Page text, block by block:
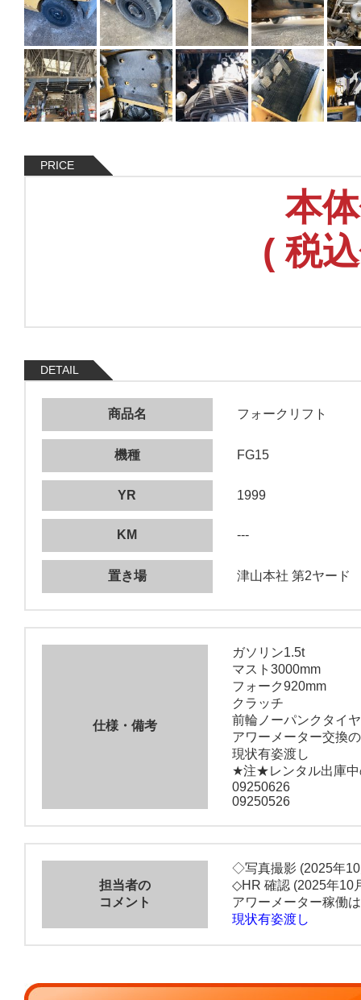
PRICE
本
(税
DETAIL
商品名 フォークリフト
機種 FG15
YR 1999
KM ---
置き場 津山本社 第2ヤード
仕様・備考
ガソリン1.5t
マスト3000mm
フォーク920mm
クラッチ
前輪ノーパンクタイヤ
アワーメーター交換
現状有姿渡し
★注★レンタル出庫中
09250626
09250526
担当者の
コメント
◇写真撮影 (2025年
◇HR 確認 (2025年10
アワーメーター稼働
現状有姿渡し